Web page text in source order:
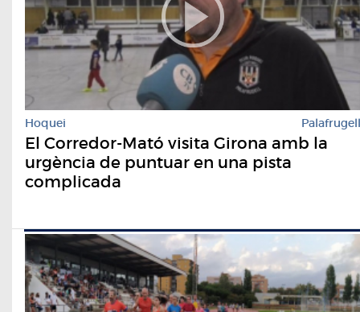
Hoquei Palafrugell
El Corredor-Mató visita Girona amb la
urgència de puntuar en una pista
complicada